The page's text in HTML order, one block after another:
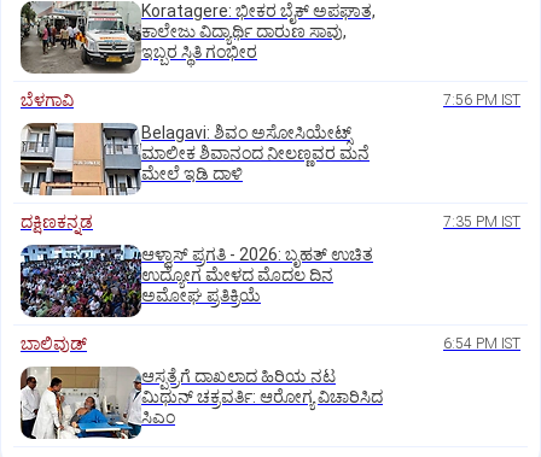
Koratagere: ಭೀಕರ ಬೈಕ್ ಅಪಘಾತ,
ಕಾಲೇಜು ವಿದ್ಯಾರ್ಥಿ ದಾರುಣ ಸಾವು,
ಇಬ್ಬರ ಸ್ಥಿತಿ ಗಂಭೀರ
ಬೆಳಗಾವಿ 7:56 PM IST
Belagavi: ಶಿವಂ ಅಸೋಸಿಯೇಟ್ಸ್
ಮಾಲೀಕ ಶಿವಾನಂದ ನೀಲಣ್ಣವರ ಮನೆ
ಮೇಲೆ ಇಡಿ‌ ದಾಳಿ
ದಕ್ಷಿಣಕನ್ನಡ 7:35 PM IST
ಆಳ್ವಾಸ್‌ ಪ್ರಗತಿ - 2026: ಬೃಹತ್ ಉಚಿತ
ಉದ್ಯೋಗ ಮೇಳದ ಮೊದಲ ದಿನ
ಅಮೋಘ ಪ್ರತಿಕ್ರಿಯೆ
ಬಾಲಿವುಡ್‌ 6:54 PM IST
ಆಸ್ಪತ್ರೆಗೆ ದಾಖಲಾದ ಹಿರಿಯ ನಟ
ಮಿಥುನ್ ಚಕ್ರವರ್ತಿ: ಆರೋಗ್ಯ ವಿಚಾರಿಸಿದ
ಸಿಎಂ